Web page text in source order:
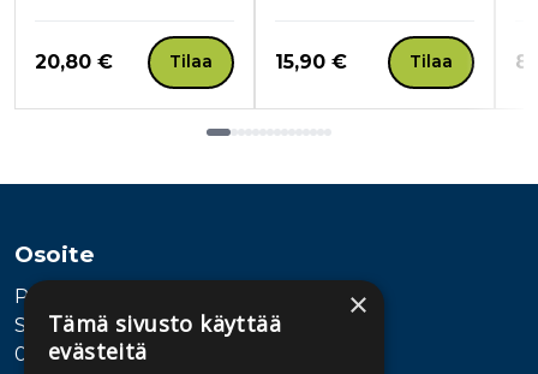
Hinta nyt
20,80 € Tilaa Hinta nyt
15,90 € Tilaa
Osoite
Publiva Oy
Sörnäistenkatu 1
00580 Helsinki
×
Tämä sivusto käyttää
evästeitä